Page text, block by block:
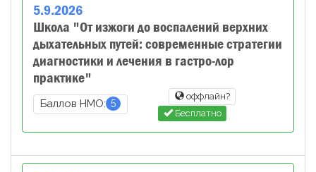
5.9.2026
Школа "От изжоги до воспалений верхних
дыхательных путей: современные стратегии
диагностики и лечения в гастро-лор
практике"
Баллов НМО: 5
оффлайн?
Бесплатно